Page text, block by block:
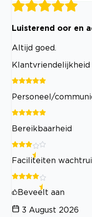
Luisterend oor en
Altijd goed.
Klantvriendelijkheid
Personeel/
Bereikbaarheid
Faciliteiten
Beveelt aan
3 August 2026